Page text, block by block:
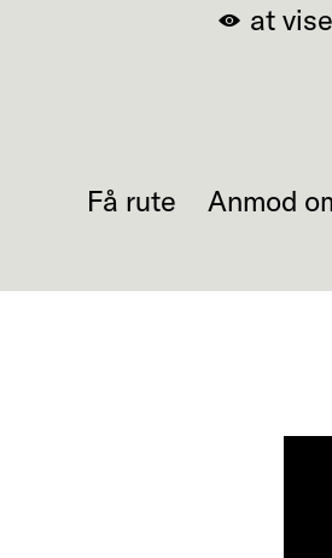
at vise
Få rute Anmod